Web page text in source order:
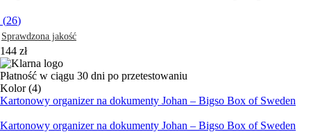
(26)
Sprawdzona jakość
144 zł
Płatność w ciągu 30 dni po przetestowaniu
Kolor (4)
Kartonowy organizer na dokumenty Johan – Bigso Box of Sweden
Kartonowy organizer na dokumenty Johan – Bigso Box of Sweden